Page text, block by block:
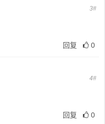
3#
回复 0
4#
回复 0